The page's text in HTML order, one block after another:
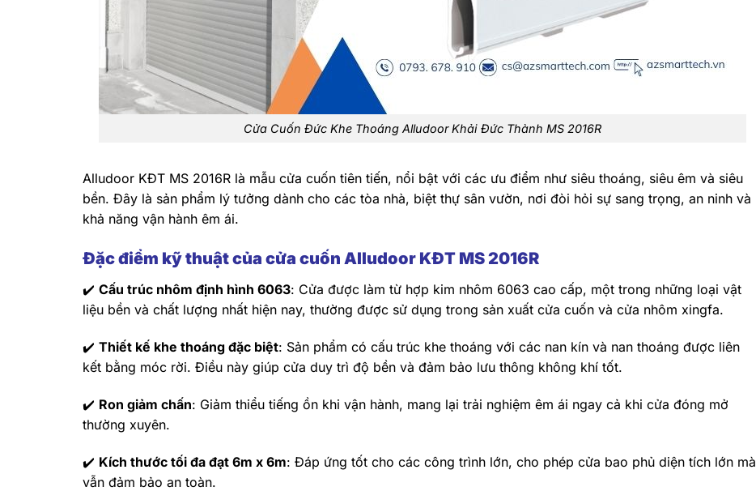
Cửa Cuốn Đức Khe Thoáng Alludoor Khải Đức Thành MS 2016R
Alludoor KĐT MS 2016R là mẫu cửa cuốn tiên tiến, nổi bật với các ưu điểm như siêu thoáng, siêu êm và siêu
bền. Đây là sản phẩm lý tưởng dành cho các tòa nhà, biệt thự sân vườn, nơi đòi hỏi sự sang trọng, an ninh và
khả năng vận hành êm ái.
Đặc điểm kỹ thuật của cửa cuốn Alludoor KĐT MS 2016R
✔️ Cấu trúc nhôm định hình 6063: Cửa được làm từ hợp kim nhôm 6063 cao cấp, một trong những loại vật
liệu bền và chất lượng nhất hiện nay, thường được sử dụng trong sản xuất cửa cuốn và cửa nhôm xingfa.
✔️ Thiết kế khe thoáng đặc biệt: Sản phẩm có cấu trúc khe thoáng với các nan kín và nan thoáng được liên
kết bằng móc rời. Điều này giúp cửa duy trì độ bền và đảm bảo lưu thông không khí tốt.
✔️ Ron giảm chấn: Giảm thiểu tiếng ồn khi vận hành, mang lại trải nghiệm êm ái ngay cả khi cửa đóng mở
thường xuyên.
✔️ Kích thước tối đa đạt 6m x 6m: Đáp ứng tốt cho các công trình lớn, cho phép cửa bao phủ diện tích lớn mà
vẫn đảm bảo an toàn.